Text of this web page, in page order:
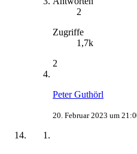
2
Zugriffe
1,7k
2
Peter Guthörl
20. Februar 2023 um